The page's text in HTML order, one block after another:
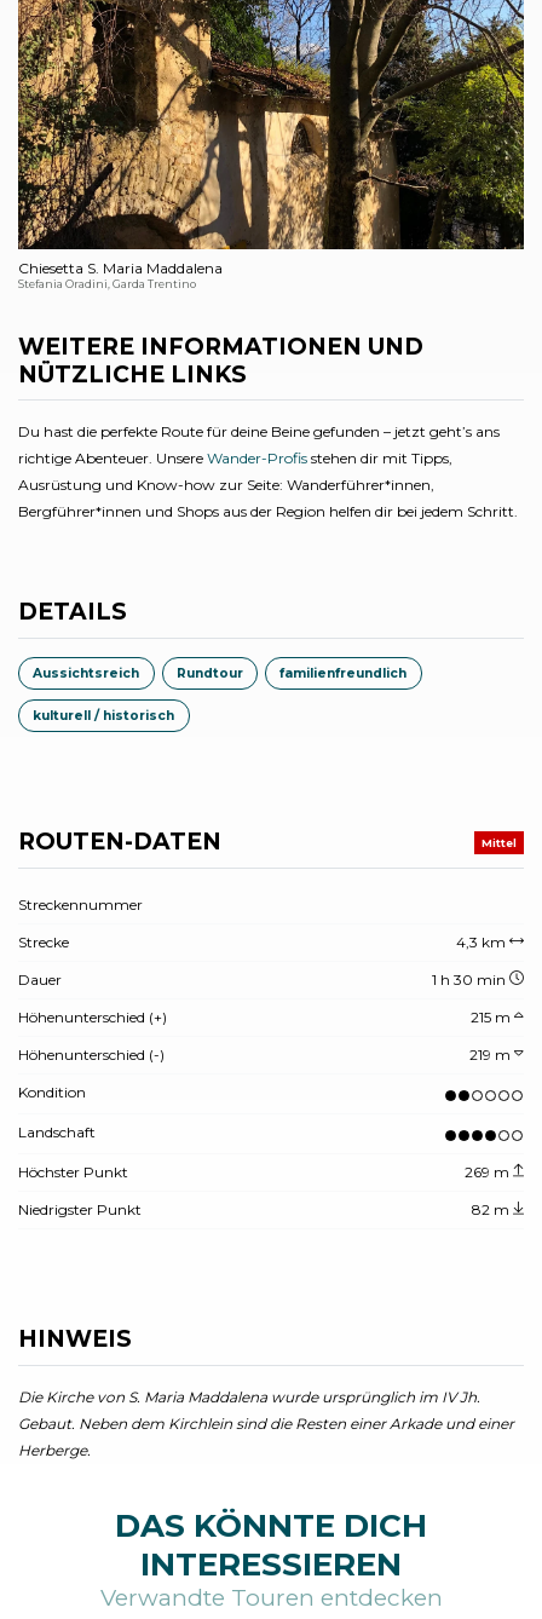
Chiesetta S. Maria Maddalena
Stefania Oradini, Garda Trentino
WEITERE INFORMATIONEN UND
NÜTZLICHE LINKS
Du hast die perfekte Route für deine Beine gefunden – jetzt geht’s ans
richtige Abenteuer. Unsere Wander-Profis stehen dir mit Tipps,
Ausrüstung und Know-how zur Seite: Wanderführer*innen,
Bergführer*innen und Shops aus der Region helfen dir bei jedem Schritt.
DETAILS
Aussichtsreich Rundtour familienfreundlich
kulturell / historisch
ROUTEN-DATEN Mittel
Streckennummer
Strecke 4,3 km
Dauer 1 h 30 min
Höhenunterschied (+) 215 m
Höhenunterschied (-) 219 m
Kondition
Landschaft
Höchster Punkt 269 m
Niedrigster Punkt 82 m
HINWEIS
Die Kirche von S. Maria Maddalena wurde ursprünglich im IV Jh.
Gebaut. Neben dem Kirchlein sind die Resten einer Arkade und einer
Herberge.
DAS KÖNNTE DICH
INTERESSIEREN
Verwandte Touren entdecken